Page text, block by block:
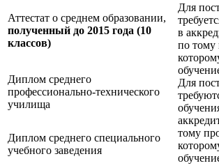
Аттестат о среднем образовании,
полученный до 2015 года (10
классов)
Для
в
по
Для
тому
Диплом среднего
профессионально-технического
училища
Диплом среднего специального
учебного заведения